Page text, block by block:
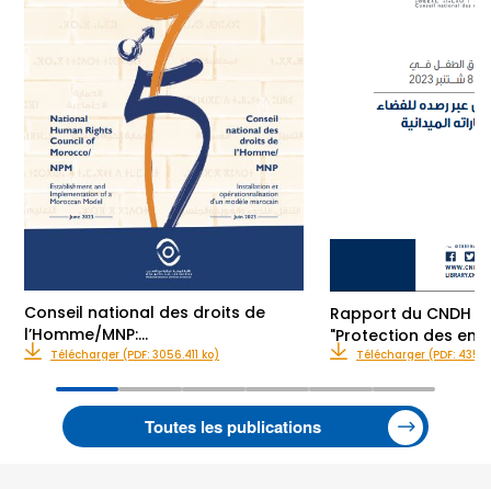
Toutes les publications
Conseil national des droits de
l’Homme/MNP:…
Télécharger (PDF: 3056.411 ko)
Rapport du CNDH
"Protection des
Télécharger (PDF: